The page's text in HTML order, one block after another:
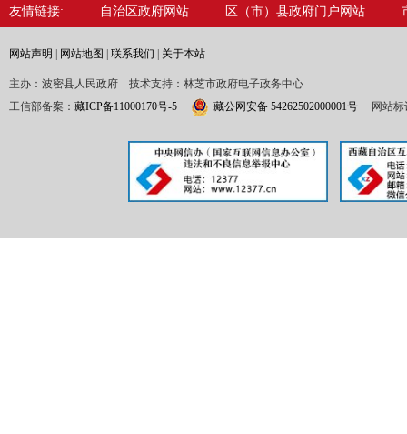
统计分析。负
（十二）
友情链接: 自治区政府网站 区（市）县政府门户网站
网站声明 网站地图 联系我们 关于本站
主办：波密县人民政府 技术支持：林芝市政府电子政务中心
工信部备案： 藏ICP备11000170号-5 藏公网安备 54262502000001号 网站标